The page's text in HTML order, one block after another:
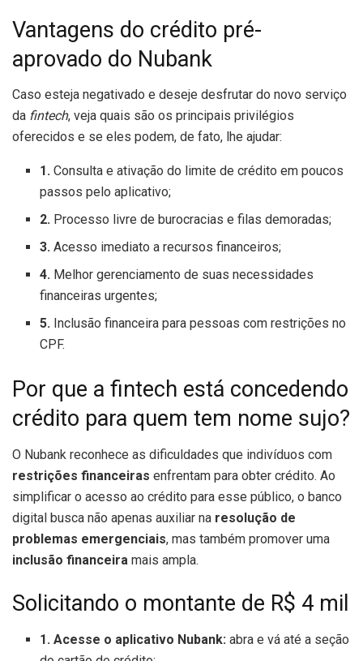
Vantagens do crédito pré-
aprovado do Nubank
Caso esteja negativado e deseje desfrutar do novo serviço
da fintech, veja quais são os principais privilégios
oferecidos e se eles podem, de fato, lhe ajudar:
1.Consulta e ativação do limite de crédito em poucos
passos pelo aplicativo;
2. Processo livre de burocracias e filas demoradas;
3.Acesso imediato a recursos financeiros;
4. Melhor gerenciamento de suas necessidades
financeiras urgentes;
5. Inclusão financeira para pessoas com restrições no
CPF.
Por que a fintech está concedendo
crédito para quem tem nome sujo?
O Nubank reconhece as dificuldades que indivíduos com
restrições financeiras enfrentam para obter crédito. Ao
simplificar o acesso ao crédito para esse público, o banco
digital busca não apenas auxiliar na resolução de
problemas emergenciais, mas também promover uma
inclusão financeira mais ampla.
Solicitando o montante de R$ 4 mil
1. Acesse o aplicativo Nubank: abra e vá até a seção